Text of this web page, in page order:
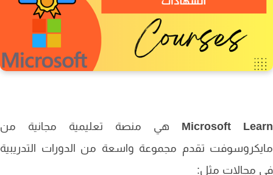
Microsoftهي منصة تعليمية مجانية من
تقدم مجموعة واسعة من الدورات التدريبية
مجالات مثل: